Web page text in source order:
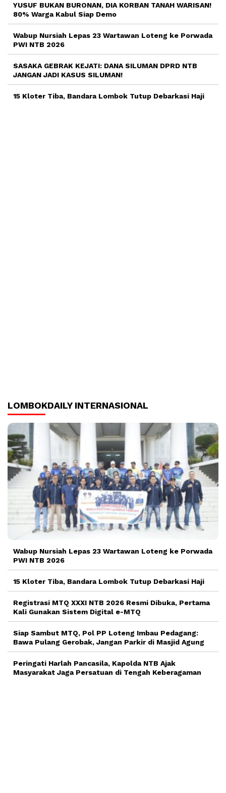
YUSUF BUKAN BURONAN, DIA KORBAN TANAH WARISAN!
80% Warga Kabul Siap Demo
Wabup Nursiah Lepas 23 Wartawan Loteng ke Porwada
PWI NTB 2026
SASAKA GEBRAK KEJATI: DANA SILUMAN DPRD NTB
JANGAN JADI KASUS SILUMAN!
15 Kloter Tiba, Bandara Lombok Tutup Debarkasi Haji
LOMBOKDAILY INTERNASIONAL
Wabup Nursiah Lepas 23 Wartawan Loteng ke Porwada
PWI NTB 2026
15 Kloter Tiba, Bandara Lombok Tutup Debarkasi Haji
Registrasi MTQ XXXI NTB 2026 Resmi Dibuka, Pertama
Kali Gunakan Sistem Digital e-MTQ
Siap Sambut MTQ, Pol PP Loteng Imbau Pedagang:
Bawa Pulang Gerobak, Jangan Parkir di Masjid Agung
Peringati Harlah Pancasila, Kapolda NTB Ajak
Masyarakat Jaga Persatuan di Tengah Keberagaman